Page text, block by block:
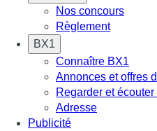
Nos concours
Règlement
BX1
Connaître BX1
Annonces et offres
Regarder et écouter
Adresse
Publicité